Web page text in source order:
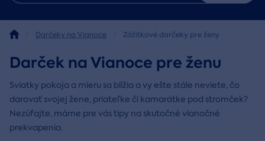
Darčeky na Vianoce Zážitkové darčeky pre ženy
Darček na Vianoce pre ženu
Sviatky pokoja a mieru sa blížia a vy ešte stále neviete, čo
darovať svojej žene, priateľke či kamarátke pod stromček?
Nezúfajte, máme pre vás tipy na skutočné vianočné
prekvapenia.